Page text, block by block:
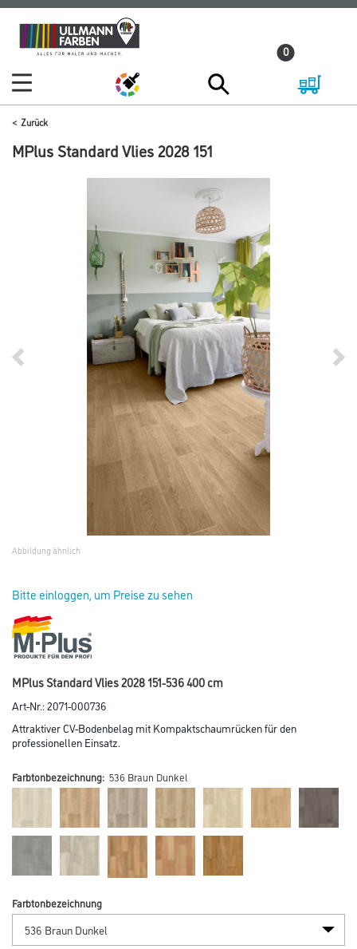
Zum
Inhalt
Zum
Navigationsmenü
0
Zurück
MPlus Standard Vlies 2028 151
Abbildung ähnlich
Bitte einloggen, um Preise zu sehen
MPlus Standard Vlies 2028 151-536 400 cm
Art-Nr.:2071-000736
Attraktiver CV-Bodenbelag mit Kompaktschaumrücken für den
professionellen Einsatz.
Farbtonbezeichnung: 536 Braun Dunkel
Farbtonbezeichnung